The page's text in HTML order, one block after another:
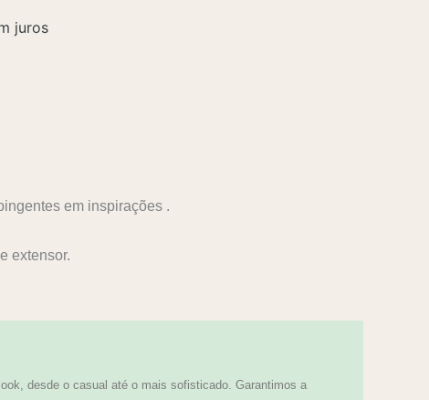
juros
em inspirações .
extensor.
desde o casual até o mais sofisticado. Garantimos a